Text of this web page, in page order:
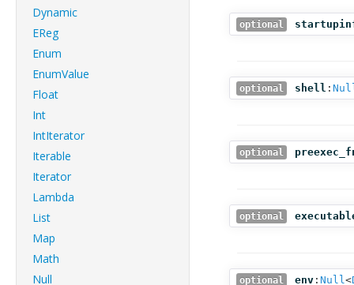
Dynamic
EReg
Enum
EnumValue
Float
Int
IntIterator
Iterable
Iterator
Lambda
List
Map
Math
Null
optional
optional shell :
optional
optional
optional env : Null<